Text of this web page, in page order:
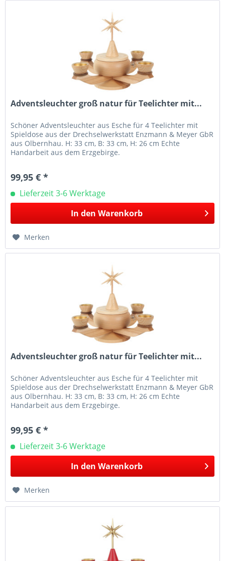
Adventsleuchter groß natur für Teelichter mit...
Schöner Adventsleuchter aus Esche für 4 Teelichter mit
Spieldose aus der Drechselwerkstatt Enzmann & Meyer GbR
aus Olbernhau. H: 33 cm, B: 33 cm, H: 26 cm Echte
Handarbeit aus dem Erzgebirge.
99,95 € *
Lieferzeit 3-6 Werktage
In den Warenkorb
Merken
Adventsleuchter groß natur für Teelichter mit...
Schöner Adventsleuchter aus Esche für 4 Teelichter mit
Spieldose aus der Drechselwerkstatt Enzmann & Meyer GbR
aus Olbernhau. H: 33 cm, B: 33 cm, H: 26 cm Echte
Handarbeit aus dem Erzgebirge.
99,95 € *
Lieferzeit 3-6 Werktage
In den Warenkorb
Merken